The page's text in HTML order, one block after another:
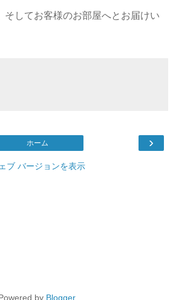
そしてお客様のお部屋へとお届けい
›
ホーム
ブ バージョンを表示
by Blogger.